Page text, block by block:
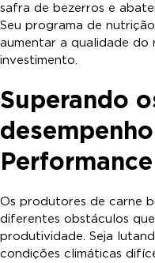
safra de bezerros e
Seu programa de
aumentar a qualidade
investimento.
Superando
Performance
Os produtores de carne
diferentes obstáculos
produtividade. Seja
condições climáticas